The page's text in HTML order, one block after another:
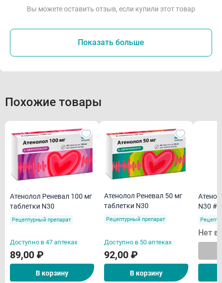
Вы можете оставить отзыв, если купили этот товар
Показать больше
Похожие товары
Атенолол Реневал 100 мг
таблетки N30
Рецептурный препарат
Доступно в 47 аптеках
89,00 ₽
В корзину
Атенолол Реневал 50 мг
таблетки N30
Рецептурный препарат
Доступно в 50 аптеках
92,00 ₽
В корзину
N30 #
Нет в